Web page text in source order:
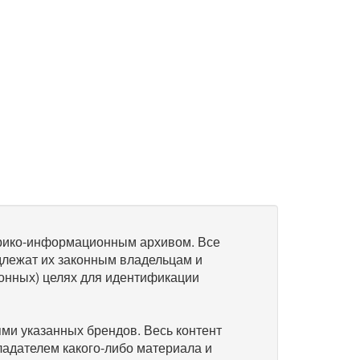
информационным архивом. Все
их законным владельцам и
целях для идентификации
указанных брендов. Весь контент
какого-либо материала и